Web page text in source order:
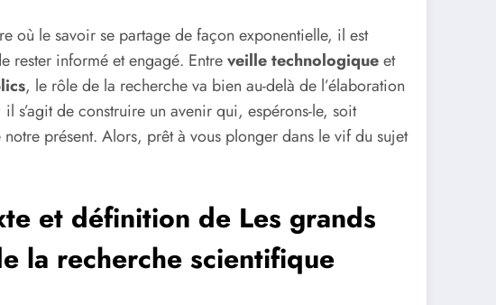
où le savoir se partage de façon exponentielle, il est
rester informé et engagé. Entreveille technologiqueet
, le rôle de la recherche va bien au-delà de l’élaboration
s’agit de construire un avenir qui, espérons-le, soit
présent. Alors, prêt à vous plonger dans le vif du sujet
et définition de Les grands
la recherche scientifique